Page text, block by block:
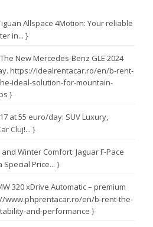
Allspace 4Motion: Your reliable
in... }
New Mercedes-Benz GLE 2024
https://idealrentacar.ro/en/b-rent-
ideal-solution-for-mountain-
}
at 55 euro/day: SUV Luxury,
Cluj!... }
Winter Comfort: Jaguar F-Pace
Special Price... }
320 xDrive Automatic – premium
www.phprentacar.ro/en/b-rent-the-
and-performance }